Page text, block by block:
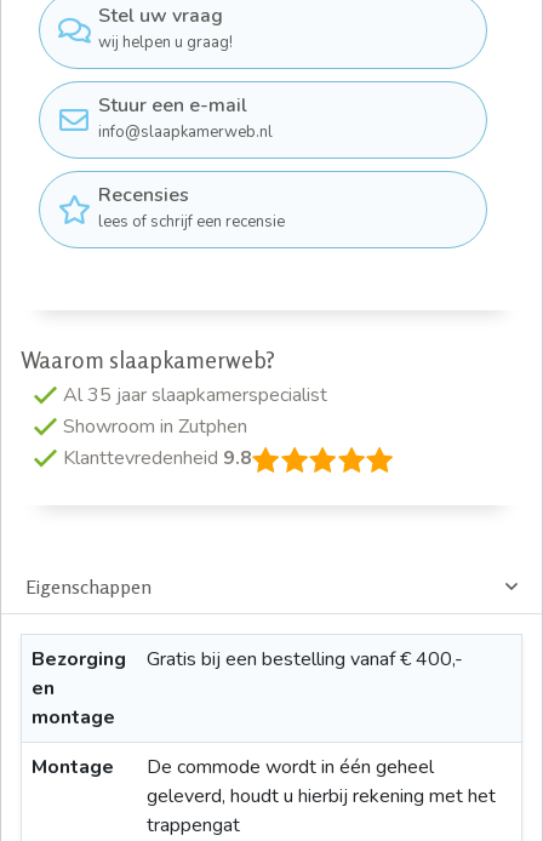
Stel uw vraag
wij helpen u graag!
Stuur een e-mail
info@slaapkamerweb.nl
Recensies
lees of schrijf een recensie
Waarom slaapkamerweb?
Al 35 jaar slaapkamerspecialist
Showroom in Zutphen
Klanttevredenheid 9.8
Eigenschappen
Bezorging
en
montage
Gratis bij een bestelling vanaf € 400,-
Montage
De commode wordt in één geheel
geleverd, houdt u hierbij rekening met het
trappengat